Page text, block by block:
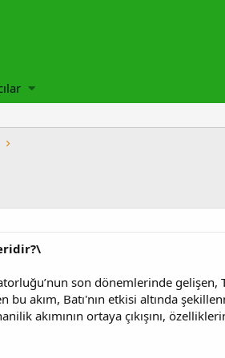
son dönemlerinde gelişen,
akım, Batı'nın etkisi altında
akımının ortaya çıkışını,